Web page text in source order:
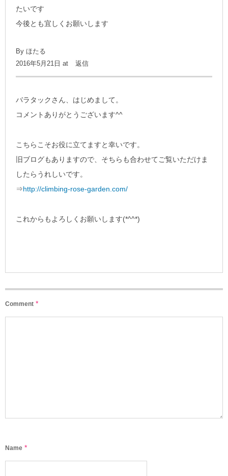
たいです
今後とも宜しくお願いします
By ほたる
2016年5月21日 at
返信
バラタックさん、はじめまして。
コメントありがとうございます^^
こちらこそお役に立てますと幸いです。
旧ブログもありますので、そちらも合わせてご覧いただけま
したらうれしいです。
⇒http://climbing-rose-garden.com/
これからもよろしくお願いします(*^^*)
Comment *
Name *